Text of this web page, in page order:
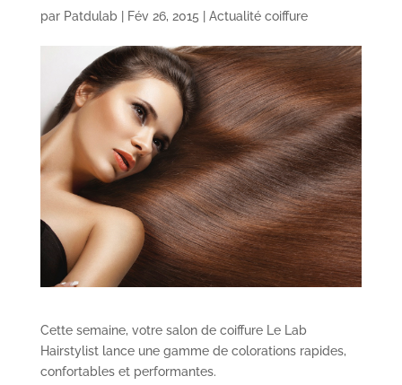
par Patdulab| Fév 26, 2015 Actualité coiffure
Cette semaine, votre salon de coiffure Le Lab
Hairstylist lance une gamme de colorations rapides,
confortables et performantes.